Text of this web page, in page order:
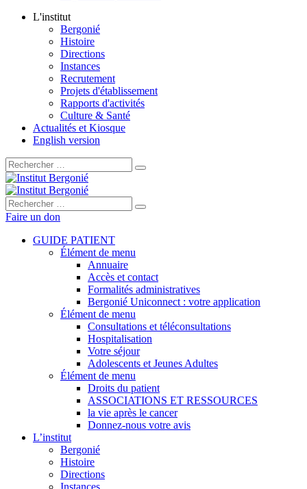
L'institut
Bergonié
Histoire
Directions
Instances
Recrutement
Projets d'établissement
Rapports d'activités
Culture & Santé
Actualités et Kiosque
English version
Rechercher :
Rechercher :
Faire un don
GUIDE PATIENT
Élément de menu
Annuaire
Accès et contact
Formalités administratives
Bergonié Uniconnect : votre application
Élément de menu
Consultations et téléconsultations
Hospitalisation
Votre séjour
Adolescents et Jeunes Adultes
Élément de menu
Droits du patient
ASSOCIATIONS ET RESSOURCES
la vie après le cancer
Donnez-nous votre avis
L’institut
Bergonié
Histoire
Directions
Instances